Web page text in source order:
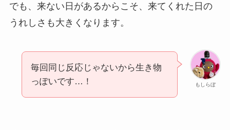
でも、来ない日があるからこそ、来てくれた日の
うれしさも大きくなります。
もしらぼ
毎回同じ反応じゃないから生き物
っぽいです…！